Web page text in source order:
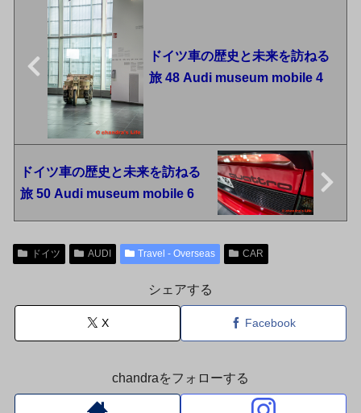
ドイツ車の歴史と未来を訪ねる
旅 48 Audi museum mobile 4
ドイツ車の歴史と未来を訪ねる
旅 50 Audi museum mobile 6
ドイツ AUDI Travel - Overseas CAR
シェアする
X Facebook
chandraをフォローする